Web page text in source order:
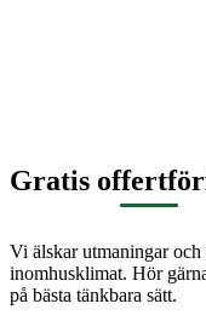
Gratis
Vi älskar utmaningar
inomhusklimat. Hör
på bästa tänkbara sätt.